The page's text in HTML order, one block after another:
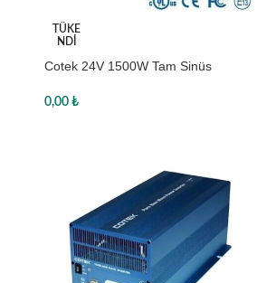
TÜKE
NDI
Cotek 24V 1500W Tam Sinüs
0,00 ₺